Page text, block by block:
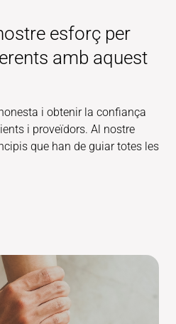
esforç per
amb aquest
i obtenir la confiança
i proveïdors. Al nostre
que han de guiar totes les